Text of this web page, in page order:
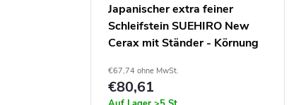
Japanischer extra feiner
Schleifstein SUEHIRO New
Cerax mit Ständer - Körnung
€67,74 ohne MwSt.
€80,61